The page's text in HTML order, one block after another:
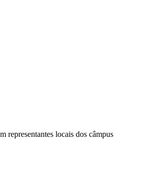
representantes locais dos câmpus